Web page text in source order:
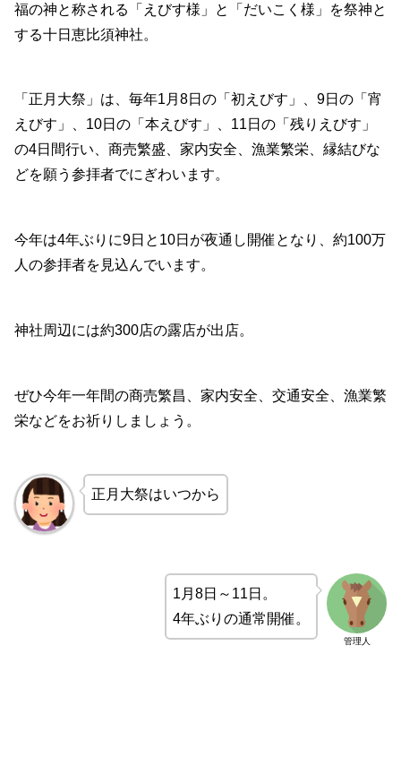
福の神と称される「えびす様」と「だいこく様」を祭神と
する十日恵比須神社。
「正月大祭」は、毎年1月8日の「初えびす」、9日の「宵
えびす」、10日の「本えびす」、11日の「残りえびす」
の4日間行い、商売繁盛、家内安全、漁業繁栄、縁結びな
どを願う参拝者でにぎわいます。
今年は4年ぶりに9日と10日が夜通し開催となり、約100万
人の参拝者を見込んでいます。
神社周辺には約300店の露店が出店。
ぜひ今年一年間の商売繁昌、家内安全、交通安全、漁業繁
栄などをお祈りしましょう。
正月大祭はいつから
管理人
1月8日～11日。
4年ぶりの通常開催。